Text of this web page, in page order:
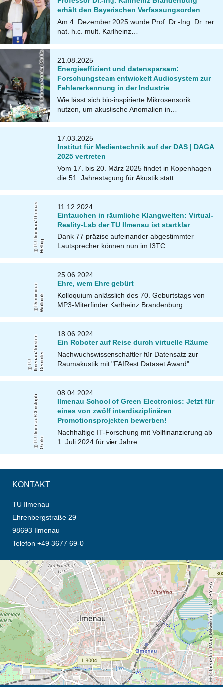
erhält den Bayerischen Verfassungsorden
Am 4. Dezember 2025 wurde Prof. Dr.-Ing. Dr. rer.
nat. h.c. mult. Karlheinz…
TU Ilmenau/Annika Mehlis
21.08.2025
Energieeffizient und datensparsam:
Forschungsteam entwickelt Audiosystem zur
Fehlererkennung in der Industrie
Wie lässt sich bio-inspirierte Mikrosensorik
nutzen, um akustische Anomalien in…
17.03.2025
Institut für Medientechnik auf der DAS | DAGA
2025 vertreten
Vom 17. bis 20. März 2025 findet in Kopenhagen
die 51. Jahrestagung für Akustik statt.…
T
U
Il
m
e
n
a
u
/
T
h
o
m
a
s
H
el
big
11.12.2024
Eintauchen in räumliche Klangwelten: Virtual-
Reality-Lab der TU Ilmenau ist startklar
Dank 77 präzise aufeinander abgestimmter
Lautsprecher können nun im I3TC
D
o
mi
ni
q
u
e
W
oll
ni
ok
25.06.2024
Ehre, wem Ehre gebürt
Kolloquium anlässlich des 70. Geburtstags von
MP3-Miterfinder Karlheinz Brandenburg
T
U
Il
m
e
n
a
u /
T
o
r
s
t
e n
D
e
m
ml
e r
18.06.2024
Ein Roboter auf Reise durch virtuelle Räume
Nachwuchswissenschaftler für Datensatz zur
Raumakustik mit "FAIRest Dataset Award"…
T
U
Il
m
e
n
a
u
/
C
h
ri
s
t
o
p
h
G
o
r
ke
08.04.2024
Ilmenau School of Green Electronics: Jetzt für
eines von zwölf interdisziplinären
Promotionsprojekten bewerben!
Nachhaltige IT-Forschung mit Vollfinanzierung ab
1. Juli 2024 für vier Jahre
KONTAKT
TU Ilmenau
Ehrenbergstraße 29
98693 Ilmenau
Telefon +49 3677 69-0
Öffnet die Anfahrtsbeschreibung in neuem Tab (Karte)
© OpenStreetMap-Mitwirkende, CC BY-SA